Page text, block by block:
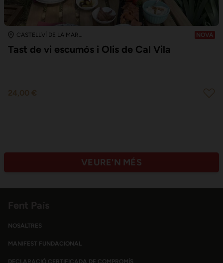
CASTELLVÍ DE LA MARCA NOVA
Tast de vi escumós i Olis de Cal Vila
VEURE'N MÉS
NOSALTRES
MANIFEST FUNDACIONAL
DECLARACIÓ CERTIFICADA DE COMPROMÍS